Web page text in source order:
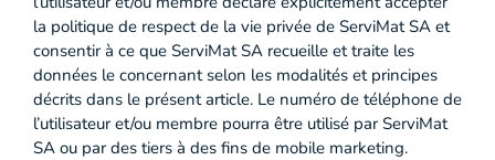
la politique de respect de la vie privée de ServiMat SA et
consentir à ce que ServiMat SA recueille et traite les
données le concernant selon les modalités et principes
décrits dans le présent article. Le numéro de téléphone de
l’utilisateur et/ou membre pourra être utilisé par ServiMat
SA ou par des tiers à des fins de mobile marketing.